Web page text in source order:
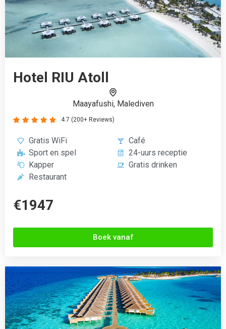
Hotel RIU Atoll
Maayafushi, Malediven
4.7 (200+ Reviews)
    
Gratis WiFi
Café
Sport en spel
24-uurs receptie
Kapper
Gratis drinken
Restaurant
€1947
Boek vanaf